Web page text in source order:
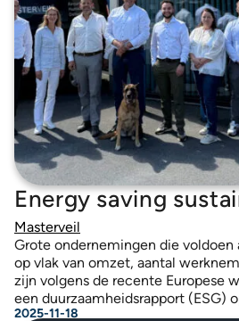
Energy saving
Masterveil
Grote ondernemingen die
op vlak van omzet, aantal
zijn volgens de recente Europese
een duurzaamheidsrapport (ESG)
2025-11-18